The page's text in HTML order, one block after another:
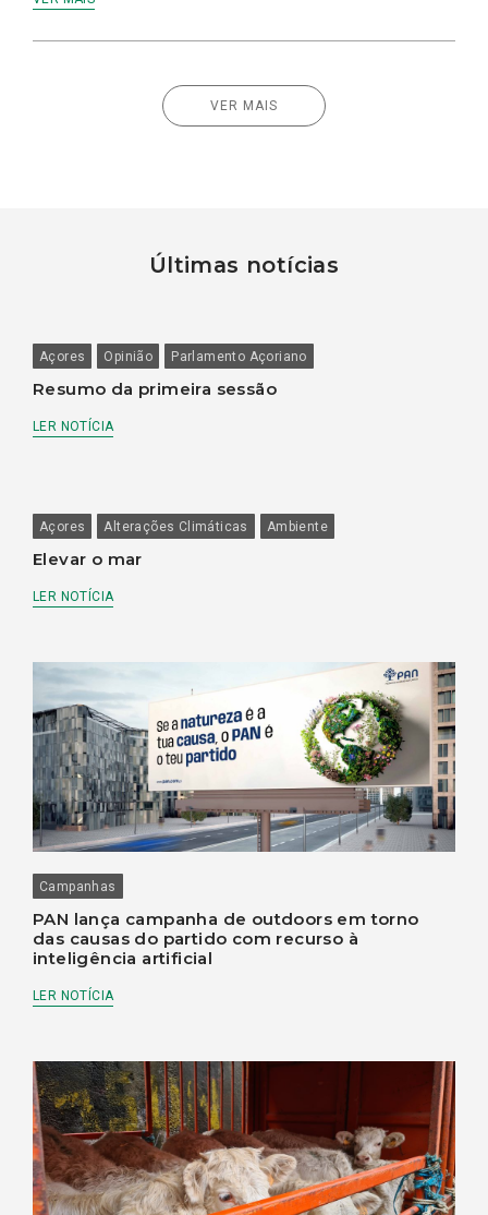
VER MAIS
Últimas notícias
Açores Opinião Parlamento Açoriano
Resumo da primeira sessão
LER NOTÍCIA
Açores Alterações Climáticas Ambiente
Elevar o mar
LER NOTÍCIA
Campanhas
PAN lança campanha de outdoors em torno
das causas do partido com recurso à
inteligência artificial
LER NOTÍCIA